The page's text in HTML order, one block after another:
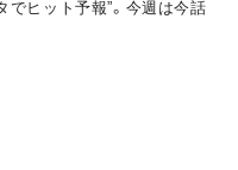
でヒット予報”。今週は今話